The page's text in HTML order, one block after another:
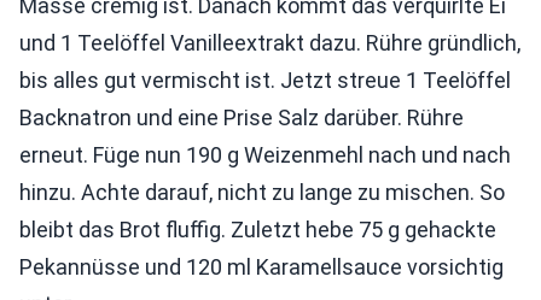
Masse cremig ist. Danach kommt das verquirlte Ei
und 1 Teelöffel Vanilleextrakt dazu. Rühre gründlich,
bis alles gut vermischt ist. Jetzt streue 1 Teelöffel
Backnatron und eine Prise Salz darüber. Rühre
erneut. Füge nun 190 g Weizenmehl nach und nach
hinzu. Achte darauf, nicht zu lange zu mischen. So
bleibt das Brot fluffig. Zuletzt hebe 75 g gehackte
Pekannüsse und 120 ml Karamellsauce vorsichtig